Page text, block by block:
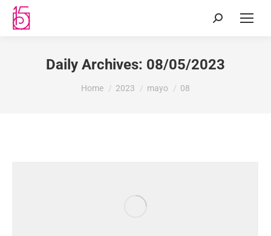
Daily Archives: 08/05/2023
You are here:
Home 2023 mayo 08